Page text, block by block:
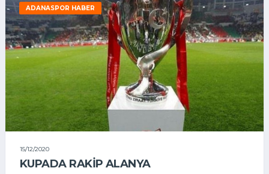
ADANASPOR HABER
15/12/2020
KUPADA RAKIP ALANYA